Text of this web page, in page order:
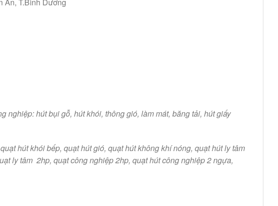
An, T.Bình Dương
nghiệp: hút bụi gỗ, hút khói, thông gió, làm mát, băng tải, hút giấy
hút khói bếp, quạt hút gió, quạt hút không khí nóng, quạt hút ly tâm
ly tâm 2hp, quạt công nghiệp 2hp, quạt hút công nghiệp 2 ngựa,